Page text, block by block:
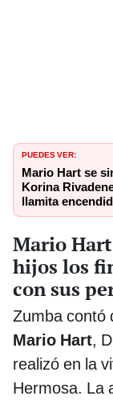
PUEDES VER:
Mario Hart se
Korina
llamita
Mario
hijos los
con sus
Zumba contó
Mario Hart,
realizó en la
Hermosa. La